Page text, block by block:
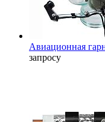
Авиационная
запросу